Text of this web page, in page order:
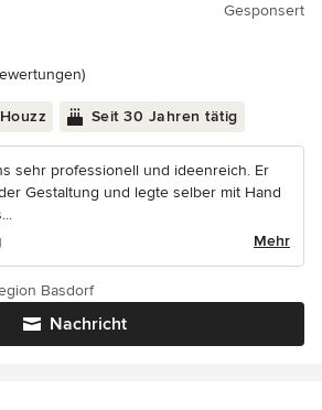
Gesponsert
4.9 von 5 Sternen
Seit 30 Jahren tätig
sehr professionell und ideenreich. Er
Gestaltung und legte selber mit Hand
Mehr
Nachricht
Basdorf